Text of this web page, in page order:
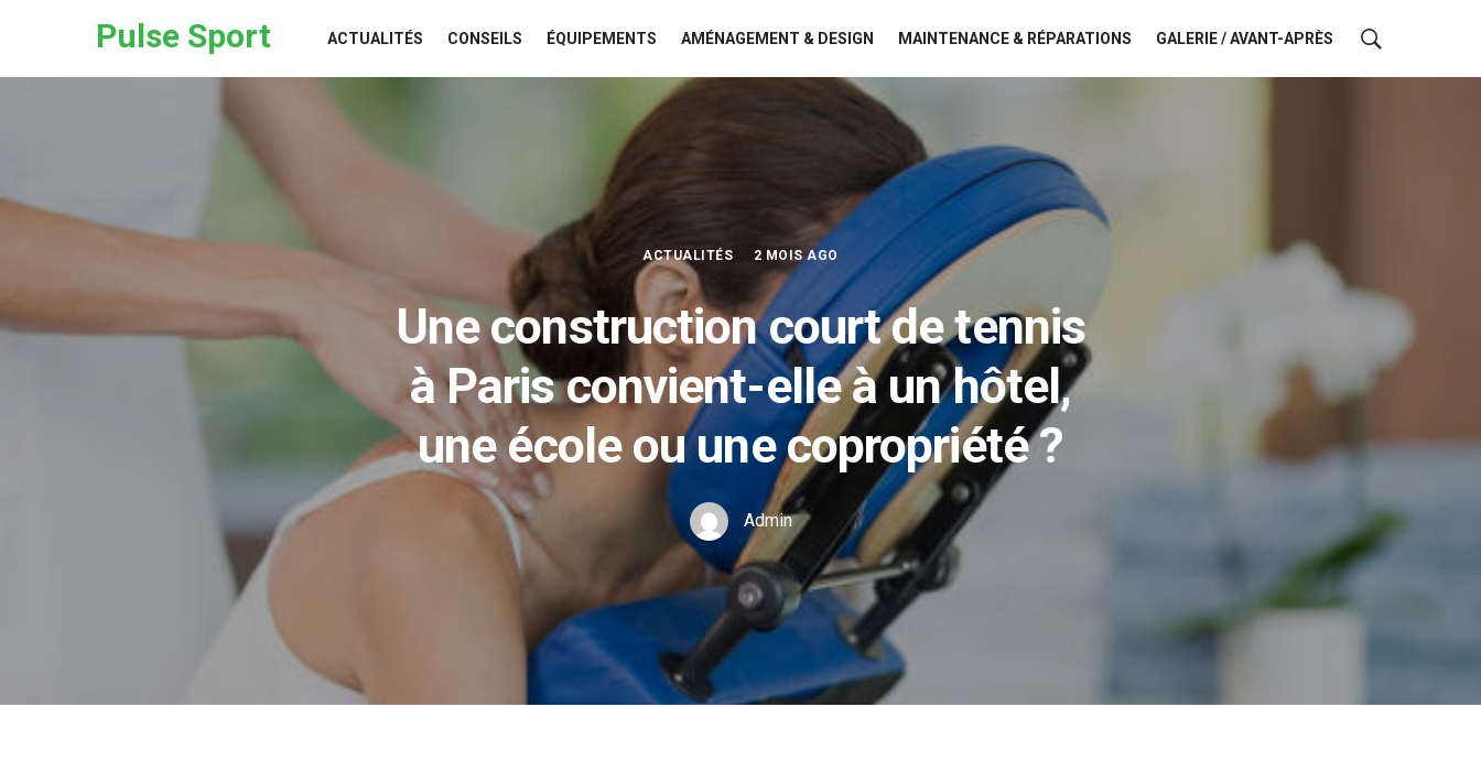
Pulse Sport ACTUALITÉS CONSEILS ÉQUIPEMENTS AMÉNAGEMENT & DESIGN MAINTENANCE & RÉPARATIONS GALERIE / AVANT-APRÈS
ACTUALITÉS 2 MOIS AGO
Une construction court de tennis
à Paris convient-elle à un hôtel,
une école ou une copropriété ?
Admin